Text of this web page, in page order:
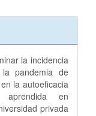
la incidencia
pandemia de
la autoeficacia
aprendida en
privada